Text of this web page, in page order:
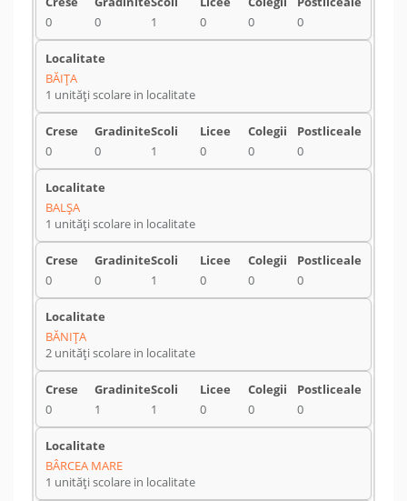
0 0 1 0 0 0
BĂIŢA
1 unități scolare in localitate
0 0 1 0 0 0
BALŞA
1 unități scolare in localitate
0 0 1 0 0 0
BĂNIŢA
2 unități scolare in localitate
0 1 1 0 0 0
BÂRCEA MARE
1 unități scolare in localitate